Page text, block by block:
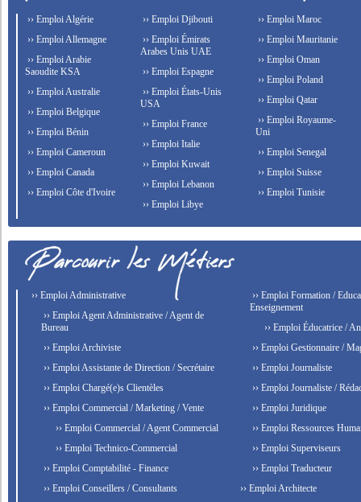
›› Emploi Algérie
›› Emploi Allemagne
›› Emploi Arabie
Saoudite KSA
›› Emploi Australie
›› Emploi Belgique
›› Emploi Bénin
›› Emploi Cameroun
›› Emploi Canada
›› Emploi Côte d'Ivoire
›› Emploi Djibouti
›› Emploi Émirats
Arabes Unis UAE
›› Emploi Espagne
›› Emploi États-Unis
USA
›› Emploi France
›› Emploi Italie
›› Emploi Kuwait
›› Emploi Lebanon
›› Emploi Libye
›› Emploi Maroc
›› Emploi Mauritanie
›› Emploi Oman
›› Emploi Poland
›› Emploi Qatar
›› Emploi Royaume-
Uni
›› Emploi Senegal
›› Emploi Suisse
›› Emploi Tunisie
›› Emploi Administrative
›› Emploi Agent Administrative / Agent de
Bureau
›› Emploi Archiviste
›› Emploi Assistante de Direction / Secrétaire
›› Emploi Chargé(e)s Clientèles
›› Emploi Commercial / Marketing / Vente
›› Emploi Commercial / Agent Commercial
›› Emploi Technico-Commercial
›› Emploi Comptabilité - Finance
›› Emploi Conseillers / Consultants
›› Emploi Formation /
Enseignement
›› Emploi Éducatrice /
›› Emploi Gestionnaire /
›› Emploi Journaliste
›› Emploi Journaliste /
›› Emploi Juridique
›› Emploi Ressources
›› Emploi Superviseurs
›› Emploi Traducteur
›› Emploi Architecte